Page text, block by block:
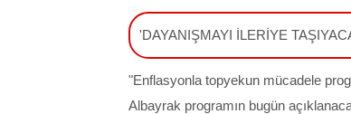
'DAYANIŞMAYI İLERİYE
"Enflasyonla topyekun mücadele
Albayrak programın bugün